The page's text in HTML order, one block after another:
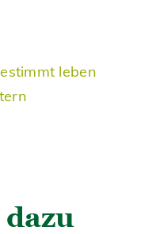
leben